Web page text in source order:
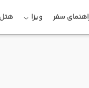
سفر ویزا هتل